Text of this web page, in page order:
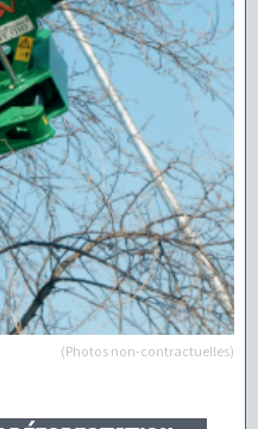
(Photos non-contractuelles)